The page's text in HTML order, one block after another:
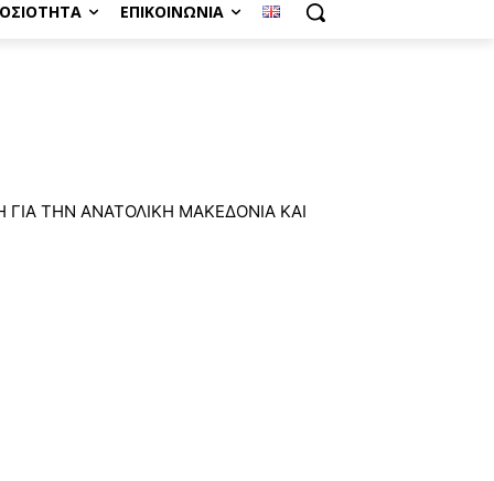
ΕΠΙΚΟΙΝΩΝΊΑ
ΤΗΝ ΑΝΑΤΟΛΙΚΗ ΜΑΚΕΔΟΝΙΑ ΚΑΙ